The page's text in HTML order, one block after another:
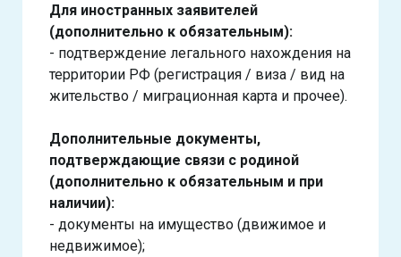
Для иностранных заявителей
(дополнительно к обязательным):
- подтверждение легального нахождения на
территории РФ (регистрация / виза / вид на
жительство / миграционная карта и прочее).
Дополнительные документы,
подтверждающие связи с родиной
(дополнительно к обязательным и при
наличии):
- документы на имущество (движимое и
недвижимое);